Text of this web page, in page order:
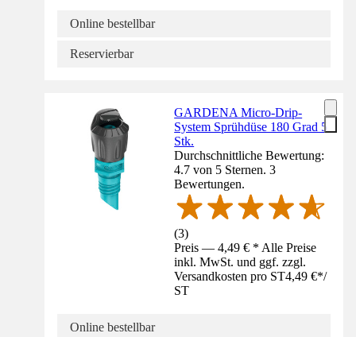
Online bestellbar
Reservierbar
GARDENA Micro-Drip-
System Sprühdüse 180 Grad 5
Stk.
Durchschnittliche Bewertung:
4.7 von 5 Sternen. 3
Bewertungen.
(3)
Preis — 4,49 € * Alle Preise
inkl. MwSt. und ggf. zzgl.
Versandkosten pro ST4,49 €*/
ST
Online bestellbar